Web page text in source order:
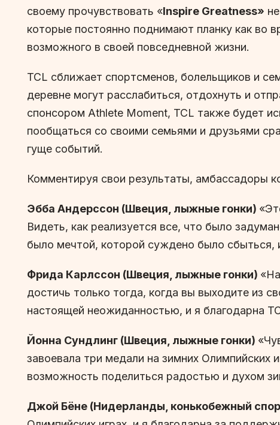
своему прочувствовать «Inspire Greatness»
которые постоянно поднимают планку как во
возможного в своей повседневной жизни.
TCL сближает спортсменов, болельщиков и
деревне могут расслабиться, отдохнуть и
спонсором Athlete Moment, TCL также будет
пообщаться со своими семьями и друзьями
гуще событий.
Комментируя свои результаты, амбассадоры
Эбба Андерссон (Швеция, лыжные гонки)
Видеть, как реализуется все, что было
было мечтой, которой суждено было сбыться,
Фрида Карлссон (Швеция, лыжные гонки)
достичь только тогда, когда вы выходите из
настоящей неожиданностью, и я благодарна
Йонна Сундлинг (Швеция, лыжные гонки)
завоевала три медали на зимних Олимпийских
возможность поделиться радостью и духом
Джой Бёне (Нидерланды, конькобежный